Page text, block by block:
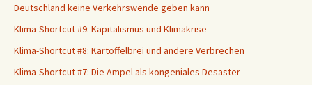
Deutschland keine Verkehrswende geben kann
Klima-Shortcut #9: Kapitalismus und Klimakrise
Klima-Shortcut #8: Kartoffelbrei und andere Verbrechen
Klima-Shortcut #7: Die Ampel als kongeniales Desaster